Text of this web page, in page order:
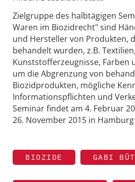
Zielgruppe des halbtägigen
Waren im Biozidrecht" sind
und Hersteller von Produkten,
behandelt wurden, z.B. Textilien,
Kunststofferzeugnisse, Farben
um die Abgrenzung von
Biozidprodukten, mögliche
Informationspflichten und
Seminar findet am 4. Februar
26. November 2015 in
BIOZIDE GABI